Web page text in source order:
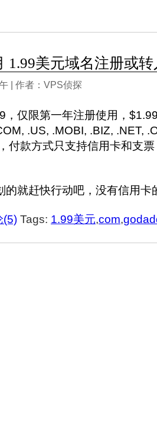
1.99美元域名注册或
| 作者：VPS侦探
，仅限第一年注册使用，
.US, .MOBI, .BIZ, .NET,
付款方式只支持信用卡和支
的就赶快行动吧，没有信用卡
(5) Tags: 1.99美元,com,